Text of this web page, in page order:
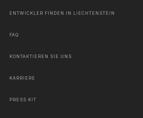
ENTWICKLER FINDEN IN LIECHTENSTEIN
FAQ
KONTAKTIEREN SIE UNS
KARRIERE
PRESS KIT